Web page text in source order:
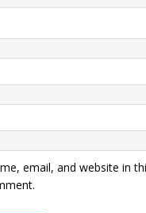
email, and website in